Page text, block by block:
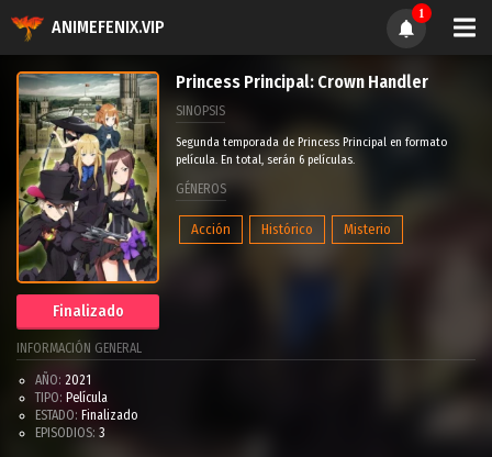
ANIMEFENIX.VIP
1
Finalizado
Princess Principal: Crown Handler
SINOPSIS
Segunda temporada de Princess Principal en formato
película. En total, serán 6 películas.
GÉNEROS
Acción Histórico Misterio
INFORMACIÓN GENERAL
AÑO: 2021
TIPO: Película
ESTADO: Finalizado
EPISODIOS: 3